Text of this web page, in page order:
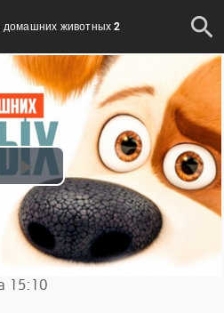
домашних животных 2
Video
15:10